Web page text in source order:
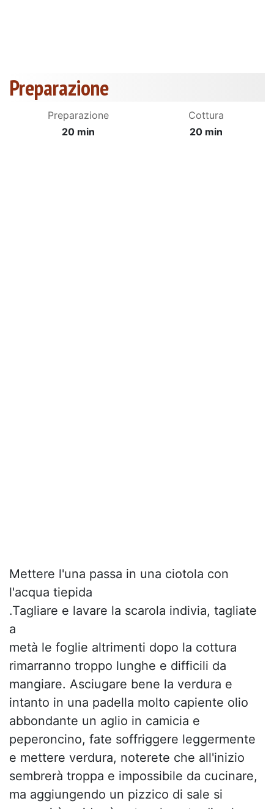
Preparazione
Preparazione
20 min
Cottura
20 min
Mettere l'una passa in una ciotola con
l'acqua tiepida
.Tagliare e lavare la scarola indivia, tagliate
a
metà le foglie altrimenti dopo la cottura
rimarranno troppo lunghe e difficili da
mangiare. Asciugare bene la verdura e
intanto in una padella molto capiente olio
abbondante un aglio in camicia e
peperoncino, fate soffriggere leggermente
e mettere verdura, noterete che all'inizio
sembrerà troppa e impossibile da cucinare,
ma aggiungendo un pizzico di sale si